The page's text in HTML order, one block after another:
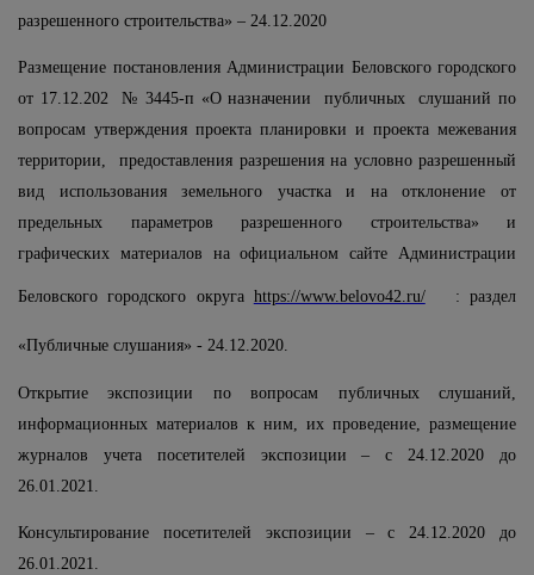
разрешенного строительства» – 24.12.2020
Размещение постановления Администрации Беловского городского
от 17.12.202 № 3445-п «О назначении публичных слушаний по
вопросам утверждения проекта планировки и проекта межевания
территории,
предоставления разрешения на условно разрешенный
вид использования земельного участка и на отклонение от
предельных параметров разрешенного строительства» и
графических материалов на официальном сайте Администрации
Беловского городского округа https://www.belovo42.ru/ : раздел
«Публичные слушания» - 24.12.2020.
Открытие экспозиции по вопросам публичных слушаний,
информационных материалов к ним, их проведение, размещение
журналов учета посетителей экспозиции – с 24.12.2020 до
26.01.2021.
Консультирование посетителей экспозиции – с 24.12.2020 до
26.01.2021.